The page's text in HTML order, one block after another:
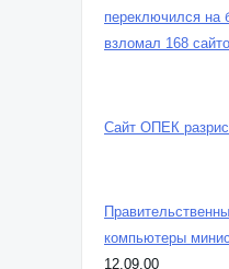
переключился на
взломал 168
Сайт ОПЕК
компьютеры
12.09.00